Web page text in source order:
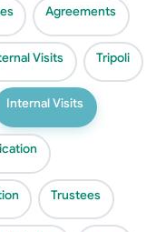
Agreements
Visits Tripoli
Internal Visits
Trustees